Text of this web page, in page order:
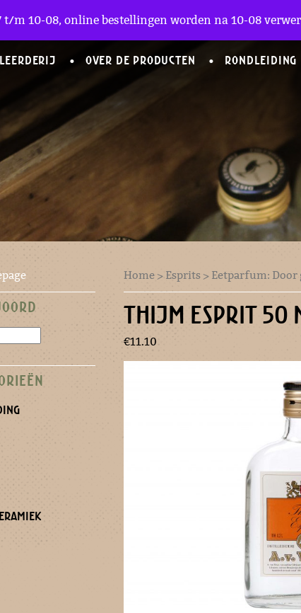
OVER DE PRODUCTEN RONDLEIDING
Home > Esprits > Eetparfum: Door
THIJM ESPRIT 50
€11.10
m 10-08, online bestellingen worden na 10-08